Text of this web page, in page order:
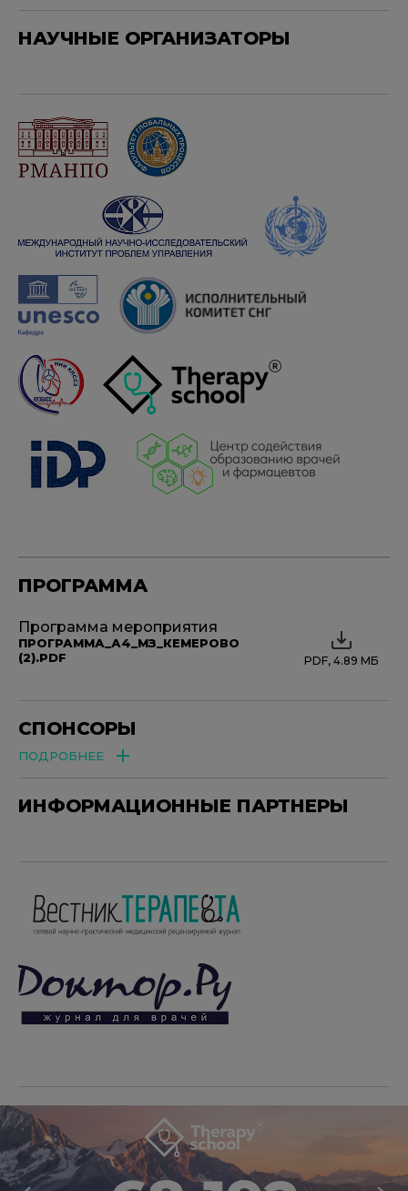
НАУЧНЫЕ ОРГАНИЗАТОРЫ
ПРОГРАММА
Программа мероприятия
ПРОГРАММА_А4_МЗ_КЕМЕРОВО
(2).PDF
PDF, 4.89 МБ
СПОНСОРЫ
ПОДРОБНЕЕ
ИНФОРМАЦИОННЫЕ ПАРТНЕРЫ